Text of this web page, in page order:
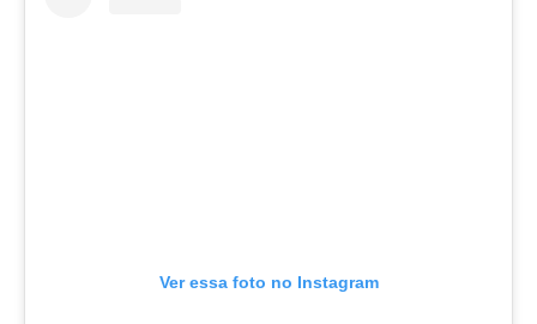
Ver essa foto no Instagram